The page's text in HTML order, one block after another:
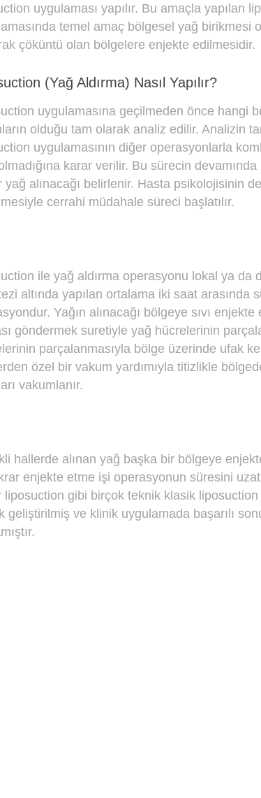
uygulaması yapılır. Bu amaçla yapılan
temel amaç bölgesel yağ birikmesi
çöküntü olan bölgelere enjekte edilmesidir.
(Yağ Aldırma) Nasıl Yapılır?
uygulamasına geçilmeden önce hangi
olduğu tam olarak analiz edilir. Analizin
uygulamasının diğer operasyonlarla
karar verilir. Bu sürecin
yağ alınacağı belirlenir. Hasta psikolojisinin
cerrahi müdahale süreci başlatılır.
ile yağ aldırma operasyonu lokal ya da
altında yapılan ortalama iki saat arasında
Yağın alınacağı bölgeye sıvı
göndermek suretiyle yağ hücrelerinin
parçalanmasıyla bölge üzerinde ufak
özel bir vakum yardımıyla titizlikle
vakumlanır.
hallerde alınan yağ başka bir bölgeye
enjekte etme işi operasyonun süresini
liposuction gibi birçok teknik klasik
geliştirilmiş ve klinik uygulamada başarılı